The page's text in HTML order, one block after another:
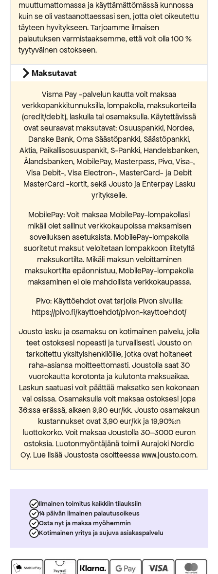
muuttumattomassa ja käyttämättömässä kunnossa
kuin se oli vastaanottaessasi sen, jotta olet oikeutettu
täyteen hyvitykseen. Tarjoamme ilmaisen
palautuksen varmistaaksemme, että voit olla 100 %
tyytyväinen ostokseen.
Maksutavat
Visma Pay -palvelun kautta voit maksaa
verkkopankkitunnuksilla, lompakolla, maksukorteilla
(credit/debit), laskulla tai osamaksulla. Käytettävissä
ovat seuraavat maksutavat: Osuuspankki, Nordea,
Danske Bank, Oma Säästöpankki, Säästöpankki,
Aktia, Paikallisosuuspankit, S-Pankki, Handelsbanken,
Ålandsbanken, MobilePay, Masterpass, Pivo, Visa-,
Visa Debit-, Visa Electron-, MasterCard- ja Debit
MasterCard -kortit, sekä Jousto ja Enterpay Lasku
yritykselle.
MobilePay: Voit maksaa MobilePay-lompakollasi
mikäli olet sallinut verkkokaupoissa maksamisen
sovelluksen asetuksista. MobilePay-lompakolla
suoritetut maksut veloitetaan lompakkoon liitetyltä
maksukortilta. Mikäli maksun veloittaminen
maksukortilta epäonnistuu, MobilePay-lompakolla
maksaminen ei ole mahdollista verkkokaupassa.
Pivo: Käyttöehdot ovat tarjolla Pivon sivuilla:
https://pivo.fi/kayttoehdot/pivon-kayttoehdot/
Jousto lasku ja osamaksu on kotimainen palvelu, jolla
teet ostoksesi nopeasti ja turvallisesti. Jousto on
tarkoitettu yksityishenkilöille, jotka ovat hoitaneet
raha-asiansa moitteettomasti. Joustolla saat 30
vuorokautta korotonta ja kulutonta maksuaikaa.
Laskun saatuasi voit päättää maksatko sen kokonaan
vai osissa. Osamaksulla voit maksaa ostoksesi jopa
36:ssa erässä, alkaen 9,90 eur/kk. Jousto osamaksun
kustannukset ovat 3,90 eur/kk ja 19,90%:n
luottokorko. Voit maksaa Joustolla 30–3000 euron
ostoksia. Luotonmyöntäjänä toimii Aurajoki Nordic
Oy. Lue lisää Joustosta osoitteessa www.jousto.com.
Ilmainen toimitus kaikkiin tilauksiin
14 päivän ilmainen palautusoikeus
Osta nyt ja maksa myöhemmin
Kotimainen yritys ja sujuva asiakaspalvelu